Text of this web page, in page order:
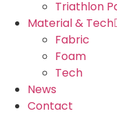
Triathlon
Material & Tech
Fabric
Foam
Tech
News
Contact